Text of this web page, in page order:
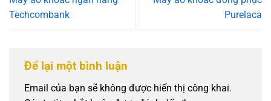
Techcombank
Purelaca
Để lại một bình luận
Email của bạn sẽ không được hiển thị công khai.